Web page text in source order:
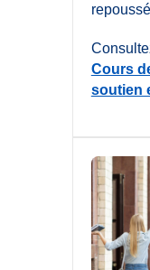
Cours
soutien